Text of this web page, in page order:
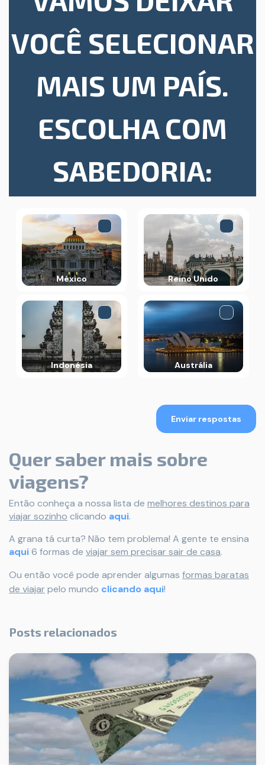
VOCÊ SELECIONAR
MAIS UM PAÍS.
ESCOLHA COM
SABEDORIA:
México Reino Unido
Indonésia Austrália
Enviar respostas
Quer saber mais sobre
viagens?
Então conheça a nossa lista de melhores destinos para
viajar sozinho clicando aqui.
A grana tá curta? Não tem problema! A gente te ensina
aqui6 formas de viajar sem precisar sair de casa.
Ou então você pode aprender algumas formas baratas
de viajar pelo mundo clicando aqui!
Posts relacionados